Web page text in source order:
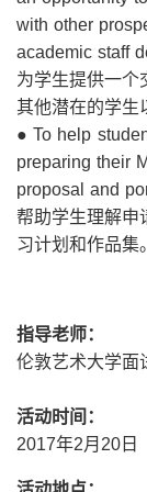
with other
academic staff
为学生提供一个
其他潜在的学生
● To help
preparing their
proposal and
帮助学生理解申
习计划和作品集。
指导老师：
伦敦艺术大学面
活动时间：
2017年2月20日